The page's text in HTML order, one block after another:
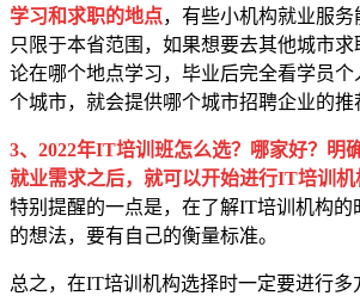
学习和求职的地点，有些小机构就业服
只限于本省范围，如果想要去其他城市
论在哪个地点学习，毕业后完全看学员
个城市，就会提供哪个城市招聘企业的推
3、2022年IT培训班怎么选？哪家好？明
就业需求之后，就可以开始进行IT培训机
特别提醒的一点是，在了解IT培训机构的
的想法，要有自己的衡量标准。
总之，在IT培训机构选择时一定要进行